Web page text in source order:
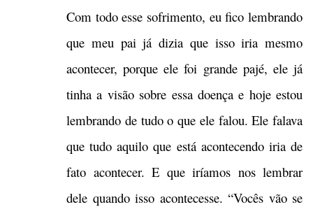
Com todo esse sofrimento, eu fico lembrando
que meu pai já dizia que isso iria mesmo
acontecer, porque ele foi grande pajé, ele já
tinha a visão sobre essa doença e hoje estou
lembrando de tudo o que ele falou. Ele falava
que tudo aquilo que está acontecendo iria de
fato acontecer. E que iríamos nos lembrar
dele quando isso acontecesse. “Vocês vão se